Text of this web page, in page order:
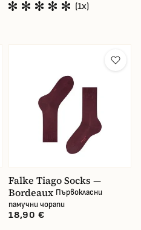
(1x)
Falke Tiago Socks —
Bordeaux Първокласни
памучни чорапи
18,90 €